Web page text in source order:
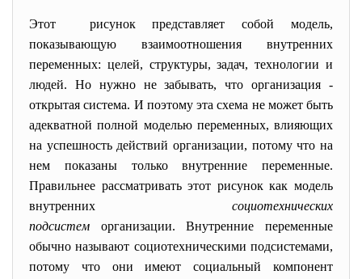
Этот рисунок представляет собой модель,
показывающую взаимоотношения внутренних
переменных: целей, структуры, задач, технологии и
людей. Но нужно не забывать, что организация -
открытая система. И поэтому эта схема не может быть
адекватной полной моделью переменных, влияющих
на успешность действий организации, потому что на
нем показаны только внутренние переменные.
Правильнее рассматривать этот рисунок как модель
внутренних социотехнических
подсистем организации. Внутренние переменные
обычно называют социотехническими подсистемами,
потому что они имеют социальный компонент